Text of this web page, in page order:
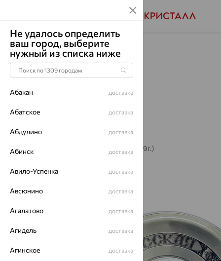
Главная Акции
Новинки (последнее обновление 14.11.2019г.)
Не удалось определить
ваш город, выберите
нужный из списка ниже
Абакан доставка
Абатское доставка
Абдулино доставка
Абинск доставка
Авило-Успенка доставка
Авсюнино доставка
Агалатово доставка
Агидель доставка
Агинское доставка